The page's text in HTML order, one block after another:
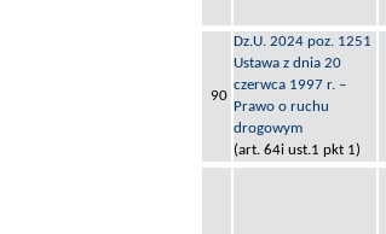
90
Dz.U. 2024 poz. 1251
Ustawa z dnia 20
czerwca 1997 r. –
Prawo o ruchu
drogowym
(art. 64i ust.1 pkt 1)